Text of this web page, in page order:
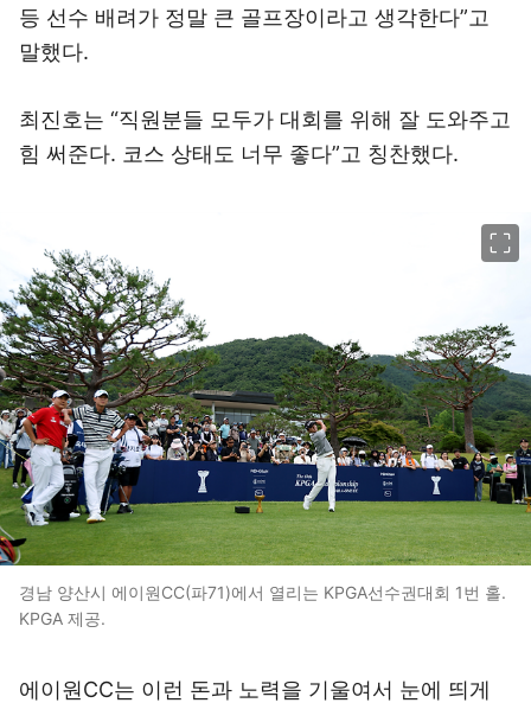
등 선수 배려가 정말 큰 골프장이라고 생각한다”고
말했다.
최진호는 “직원분들 모두가 대회를 위해 잘 도와주고
힘 써준다. 코스 상태도 너무 좋다”고 칭찬했다.
경남 양산시 에이원CC(파71)에서 열리는 KPGA선수권대회 1번 홀.
KPGA 제공.
에이원CC는 이런 돈과 노력을 기울여서 눈에 띄게